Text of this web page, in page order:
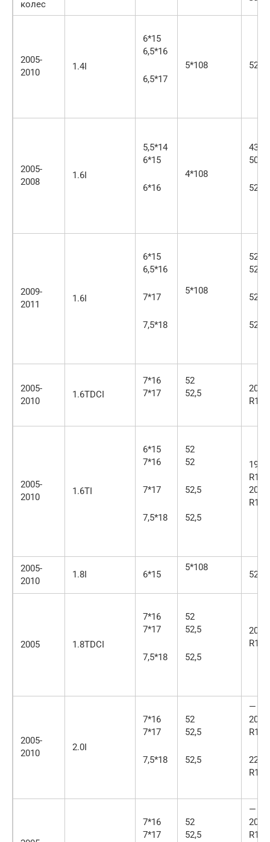
колес
2005-
2010
1.4I
6*15
6,5*16
6,5*17
5*108 52
2005-
2008
1.6I
5,5*14
6*15
6*16
4*108
50
52,5
2009-
2011
1.6I
6*15
6,5*16
7*17
7,5*18
5*108
52
52
52,5
52,5
2005-
2010
1.6TDCI
7*16
7*17
52
52,5
205/
R16
2005-
2010
1.6TI
6*15
7*16
7*17
7,5*18
52
52
52,5
52,5
195/
R15
205/
R16
2005-
2010
1.8I 6*15
5*108
52
2005 1.8TDCI
7*16
7*17
7,5*18
52
52,5
52,5
205/
R16
2005-
2010
2.0I
7*16
7*17
7,5*18
52
52,5
52,5
—
205/
R17
225/
R18
7*16
7*17
52
52,5
—
205/
R17